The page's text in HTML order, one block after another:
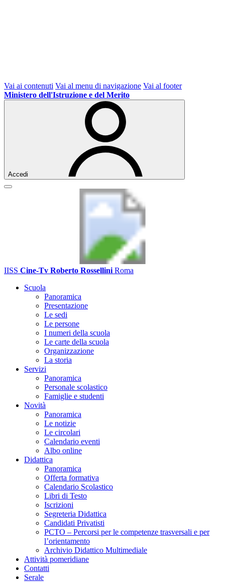
Vai ai contenuti Vai al menu di navigazione Vai al footer
Ministero dell'Istruzione e del Merito
Accedi
IISS Cine-Tv Roberto Rossellini Roma
Scuola
Panoramica
Presentazione
Le sedi
Le persone
I numeri della scuola
Le carte della scuola
Organizzazione
La storia
Servizi
Panoramica
Personale scolastico
Famiglie e studenti
Novità
Panoramica
Le notizie
Le circolari
Calendario eventi
Albo online
Didattica
Panoramica
Offerta formativa
Calendario Scolastico
Libri di Testo
Iscrizioni
Segreteria Didattica
Candidati Privatisti
PCTO – Percorsi per le competenze trasversali e per
l’orientamento
Archivio Didattico Multimediale
Attività pomeridiane
Contatti
Serale